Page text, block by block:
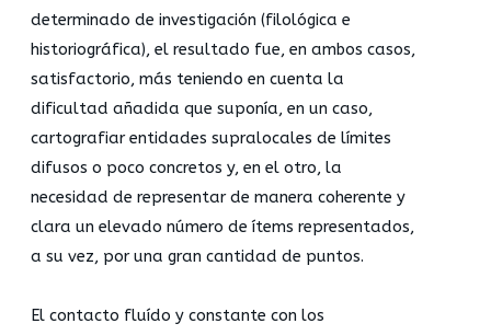
determinado de investigación (filológica e
historiográfica), el resultado fue, en ambos casos,
satisfactorio, más teniendo en cuenta la
dificultad añadida que suponía, en un caso,
cartografiar entidades supralocales de límites
difusos o poco concretos y, en el otro, la
necesidad de representar de manera coherente y
clara un elevado número de ítems representados,
a su vez, por una gran cantidad de puntos.
El contacto fluído y constante con los